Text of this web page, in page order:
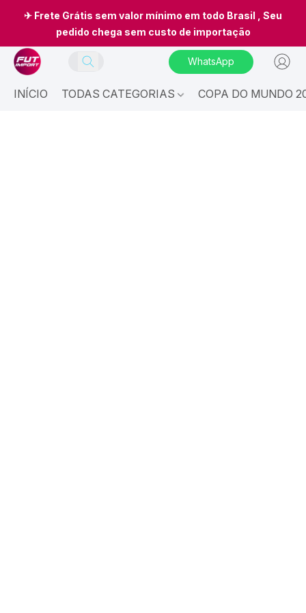
✈ Frete Grátis sem valor mínimo em todo Brasil , Seu
pedido chega sem custo de importação
WhatsApp
INÍCIO TODAS CATEGORIAS COPA DO MUNDO